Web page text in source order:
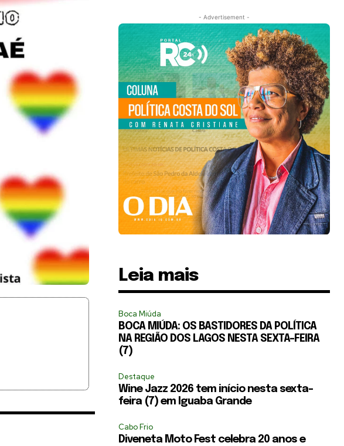
- Advertisement -
Leia mais
Boca Miúda
BOCA MIÚDA: OS BASTIDORES DA POLÍTICA
NA REGIÃO DOS LAGOS NESTA SEXTA-FEIRA
(7)
Destaque
Wine Jazz 2026 tem início nesta sexta-
feira (7) em Iguaba Grande
Cabo Frio
Diveneta Moto Fest celebra 20 anos e